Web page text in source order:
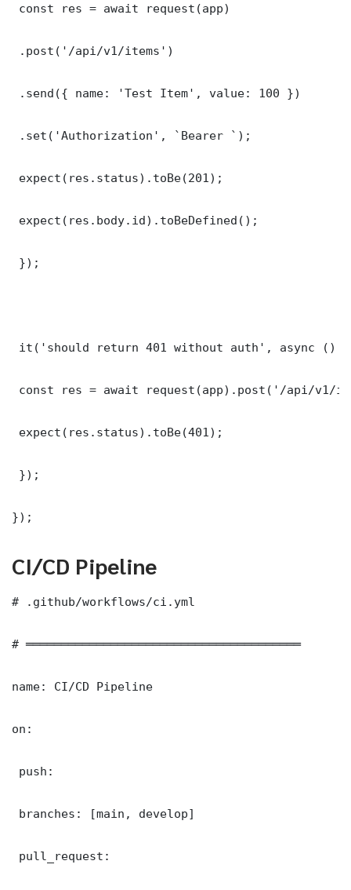
const res = await request(app)
.post('/api/v1/items')
.send({ name: 'Test Item', value: 100 })
.set('Authorization', `Bearer `);
expect(res.status).toBe(201);
expect(res.body.id).toBeDefined();
});
it('should return 401 without auth', async ()
const res = await request(app).post('/api/v1/
expect(res.status).toBe(401);
});
});
CI/CD Pipeline
# .github/workflows/ci.yml
# ═══════════════════════════════════════
name: CI/CD Pipeline
on:
push:
branches: [main, develop]
pull_request: